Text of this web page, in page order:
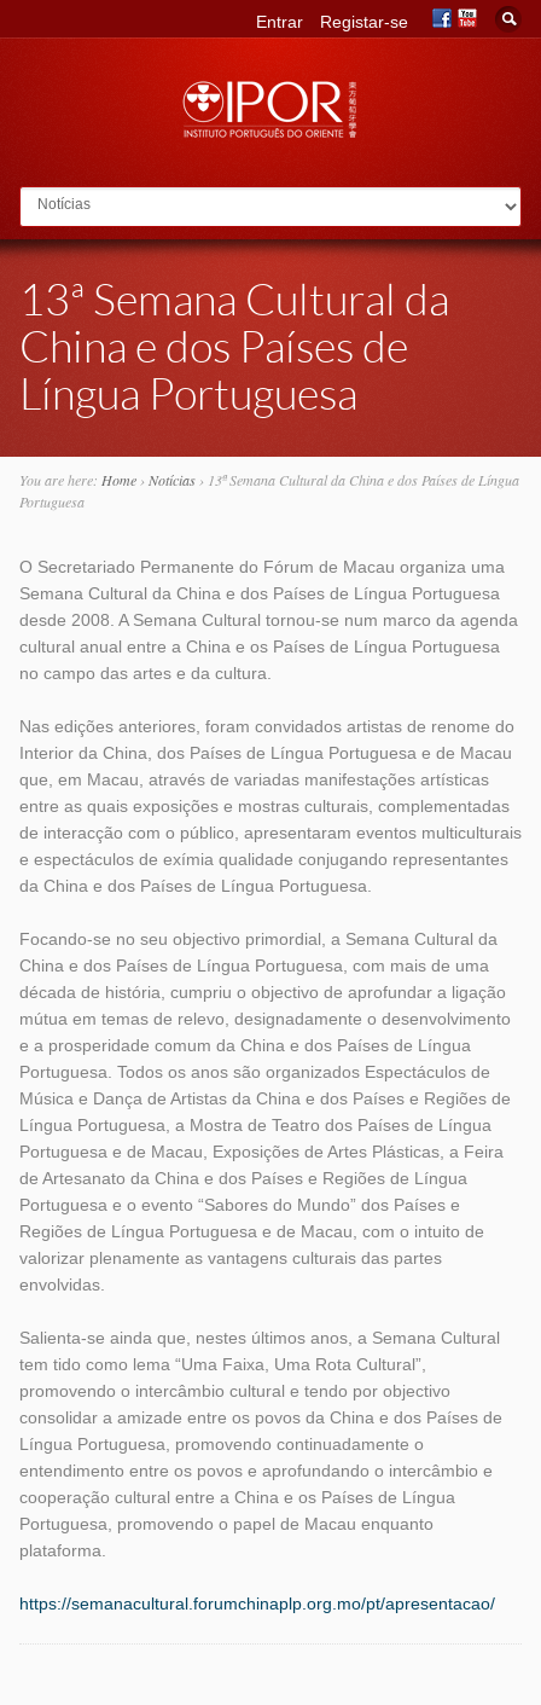
Go to:
Entrar Registar-se
13ª Semana Cultural da
China e dos Países de
Língua Portuguesa
You are here: Home› Notícias› 13ª Semana Cultural da China e dos Países de Língua
Portuguesa
O Secretariado Permanente do Fórum de Macau organiza uma
Semana Cultural da China e dos Países de Língua Portuguesa
desde 2008. A Semana Cultural tornou-se num marco da agenda
cultural anual entre a China e os Países de Língua Portuguesa
no campo das artes e da cultura.
Nas edições anteriores, foram convidados artistas de renome do
Interior da China, dos Países de Língua Portuguesa e de Macau
que, em Macau, através de variadas manifestações artísticas
entre as quais exposições e mostras culturais, complementadas
de interacção com o público, apresentaram eventos multiculturais
e espectáculos de exímia qualidade conjugando representantes
da China e dos Países de Língua Portuguesa.
Focando-se no seu objectivo primordial, a Semana Cultural da
China e dos Países de Língua Portuguesa, com mais de uma
década de história, cumpriu o objectivo de aprofundar a ligação
mútua em temas de relevo, designadamente o desenvolvimento
e a prosperidade comum da China e dos Países de Língua
Portuguesa. Todos os anos são organizados Espectáculos de
Música e Dança de Artistas da China e dos Países e Regiões de
Língua Portuguesa, a Mostra de Teatro dos Países de Língua
Portuguesa e de Macau, Exposições de Artes Plásticas, a Feira
de Artesanato da China e dos Países e Regiões de Língua
Portuguesa e o evento “Sabores do Mundo” dos Países e
Regiões de Língua Portuguesa e de Macau, com o intuito de
valorizar plenamente as vantagens culturais das partes
envolvidas.
Salienta-se ainda que, nestes últimos anos, a Semana Cultural
tem tido como lema “Uma Faixa, Uma Rota Cultural”,
promovendo o intercâmbio cultural e tendo por objectivo
consolidar a amizade entre os povos da China e dos Países de
Língua Portuguesa, promovendo continuadamente o
entendimento entre os povos e aprofundando o intercâmbio e
cooperação cultural entre a China e os Países de Língua
Portuguesa, promovendo o papel de Macau enquanto
plataforma.
https://semanacultural.forumchinaplp.org.mo/pt/apresentacao/